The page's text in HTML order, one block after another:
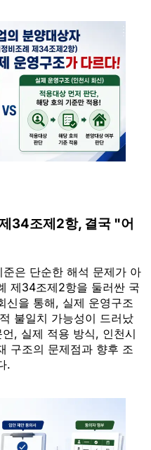
34조제2항, 결국 "어
은 단순한 해석 문제가 아
제34조제2항을 둘러싼 국
신을 통해, 실제 운영구조
불일치 가능성이 드러났
, 실제 적용 방식, 인천시
구조의 문제점과 향후 조
.